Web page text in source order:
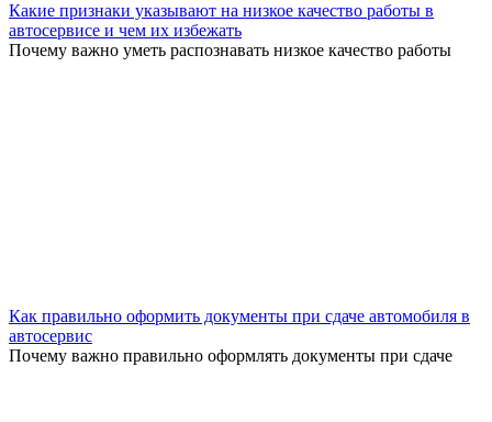
Какие признаки указывают на низкое качество работы в
автосервисе и чем их избежать
Почему важно уметь распознавать низкое качество работы
Как правильно оформить документы при сдаче автомобиля в
автосервис
Почему важно правильно оформлять документы при сдаче